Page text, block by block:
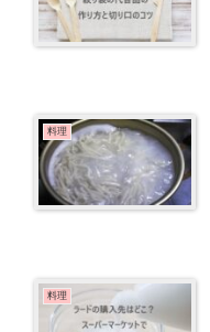
料理
料理